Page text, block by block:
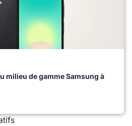
milieu de gamme Samsung à